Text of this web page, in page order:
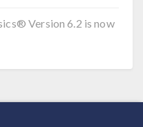
Version 6.2 is now